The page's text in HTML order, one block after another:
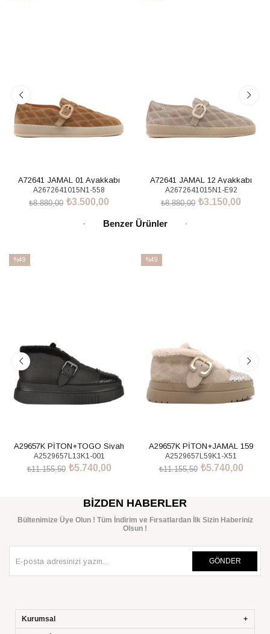
A72641 JAMAL 01 Ayakkabı
A2672641015N1-558
₺3.500,00
₺8.880,00
A72641 JAMAL 12 Ayakkabı
A2672641015N1-E92
₺3.150,00
₺8.880,00
Benzer Ürünler
%49
A29657K PİTON+TOGO Siyah
Ayakkabı
A2529657L13K1-001
₺5.740,00
₺11.155,50
%49
A29657K PİTON+JAMAL 159
Ayakkabı
A2529657L59K1-X51
₺5.740,00
₺11.155,50
BIZDEN HABERLER
Bültenimize Üye Olun ! Tüm İndirim ve Fırsatlardan İlk Sizin Haberiniz
Olsun !
GÖNDER
Kurumsal